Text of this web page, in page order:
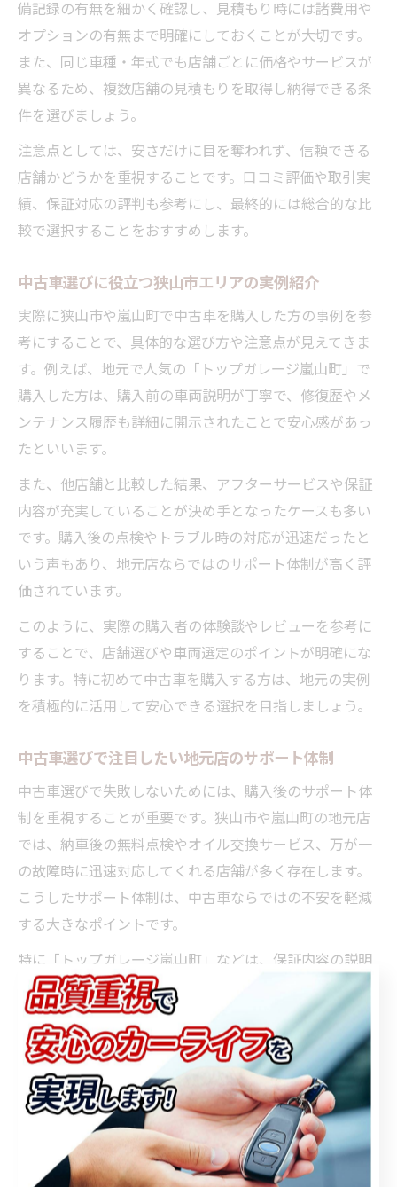
備記録の有無を細かく確認し、見積もり時には諸費用や
オプションの有無まで明確にしておくことが大切です。
また、同じ車種・年式でも店舗ごとに価格やサービスが
異なるため、複数店舗の見積もりを取得し納得できる条
件を選びましょう。
注意点としては、安さだけに目を奪われず、信頼できる
店舗かどうかを重視することです。口コミ評価や取引実
績、保証対応の評判も参考にし、最終的には総合的な比
較で選択することをおすすめします。
中古車選びに役立つ狭山市エリアの実例紹介
実際に狭山市や嵐山町で中古車を購入した方の事例を参
考にすることで、具体的な選び方や注意点が見えてきま
す。例えば、地元で人気の「トップガレージ嵐山町」で
購入した方は、購入前の車両説明が丁寧で、修復歴やメ
ンテナンス履歴も詳細に開示されたことで安心感があっ
たといいます。
また、他店舗と比較した結果、アフターサービスや保証
内容が充実していることが決め手となったケースも多い
です。購入後の点検やトラブル時の対応が迅速だったと
いう声もあり、地元店ならではのサポート体制が高く評
価されています。
このように、実際の購入者の体験談やレビューを参考に
することで、店舗選びや車両選定のポイントが明確にな
ります。特に初めて中古車を購入する方は、地元の実例
を積極的に活用して安心できる選択を目指しましょう。
中古車選びで注目したい地元店のサポート体制
中古車選びで失敗しないためには、購入後のサポート体
制を重視することが重要です。狭山市や嵐山町の地元店
では、納車後の無料点検やオイル交換サービス、万が一
の故障時に迅速対応してくれる店舗が多く存在します。
こうしたサポート体制は、中古車ならではの不安を軽減
する大きなポイントです。
特に「トップガレージ嵐山町」などは、保証内容の説明
が明確で、トラブル発生時の連絡先や対応フローがしっ
かりしていると評価されています。購入時には保証期間
や保証対象部位、追加オプションの有無なども確認し、
納得したうえで契約することが大切です。
万が一の際に頼れる地元店を選ぶことで、長く安心して
カーライフを楽しむことができます。特に中古車初心者
や家族での利用を考えている方には、サポート体制の充
実度を重視した店舗選びをおすすめします。